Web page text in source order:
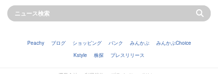
Peachy ブログ ショッピング バンク みんかぶ
みんかぶChoice
Kstyle
株探 プレスリリース